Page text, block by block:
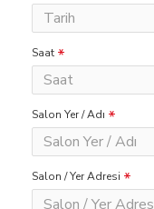
Saat
Salon Yer / Adı
Salon / Yer Adresi